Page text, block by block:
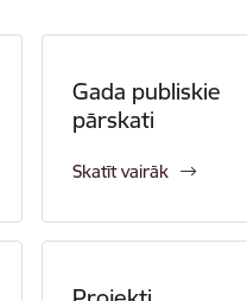
Gada publiskie
pārskati
Skatīt vairāk